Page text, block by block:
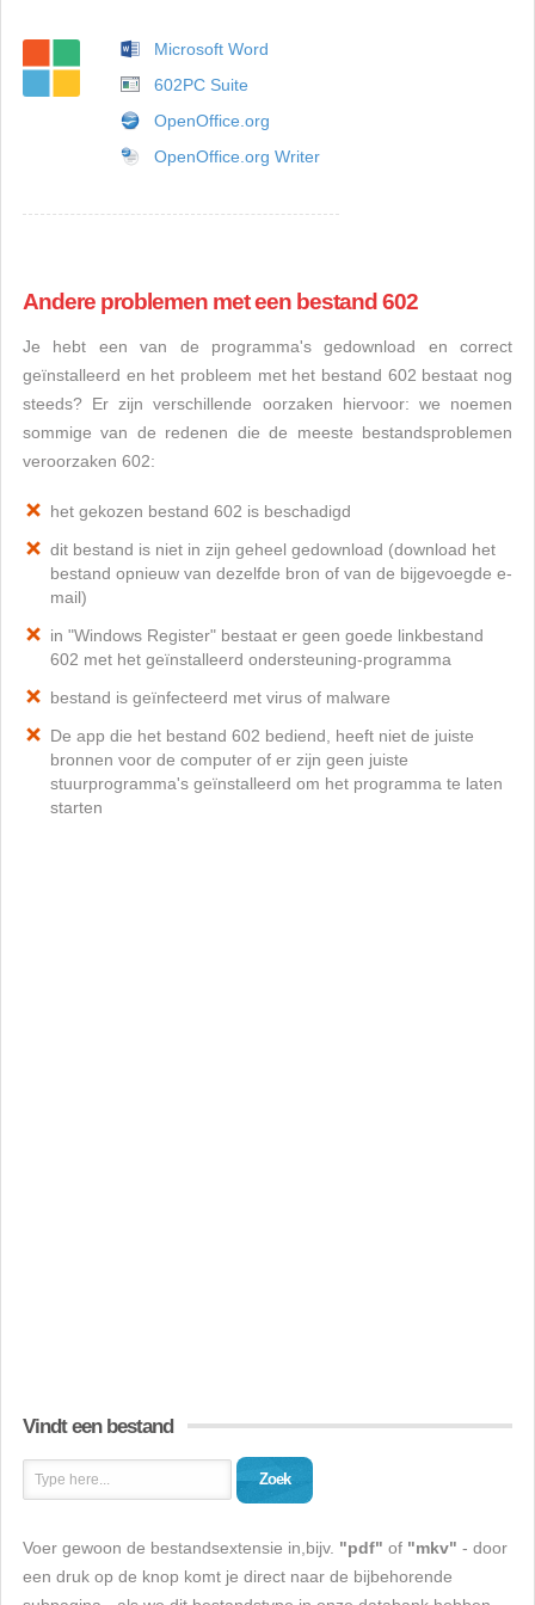
Microsoft Word
602PC Suite
OpenOffice.org
OpenOffice.org Writer
Andere problemen met een bestand 602
Je hebt een van de programma's gedownload en correct
geïnstalleerd en het probleem met het bestand 602 bestaat nog
steeds? Er zijn verschillende oorzaken hiervoor: we noemen
sommige van de redenen die de meeste bestandsproblemen
veroorzaken 602:
het gekozen bestand 602 is beschadigd
dit bestand is niet in zijn geheel gedownload (download het
bestand opnieuw van dezelfde bron of van de bijgevoegde e-
mail)
in "Windows Register" bestaat er geen goede linkbestand
602 met het geïnstalleerd ondersteuning-programma
bestand is geïnfecteerd met virus of malware
De app die het bestand 602 bediend, heeft niet de juiste
bronnen voor de computer of er zijn geen juiste
stuurprogramma's geïnstalleerd om het programma te laten
starten
Vindt een bestand
Zoek
Voer gewoon de bestandsextensie in,bijv. "pdf" of "mkv" - door
een druk op de knop komt je direct naar de bijbehorende